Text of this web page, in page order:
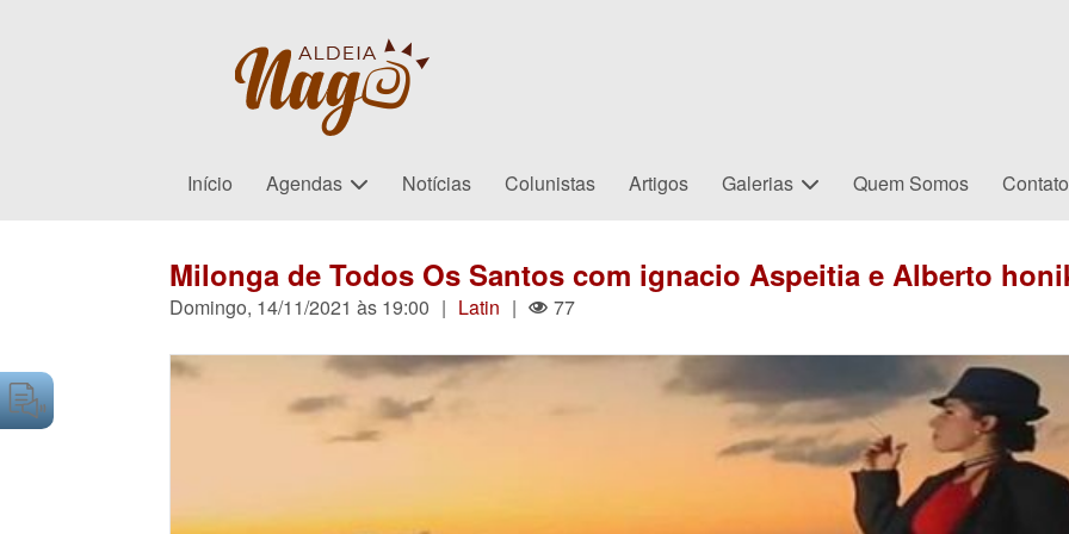
Início Agendas Notícias Colunistas Artigos Galerias Quem Somos Contato
Milonga de Todos Os Santos com ignacio Aspeitia e Alberto
Domingo, 14/11/2021 às 19:00 | Latin | 77